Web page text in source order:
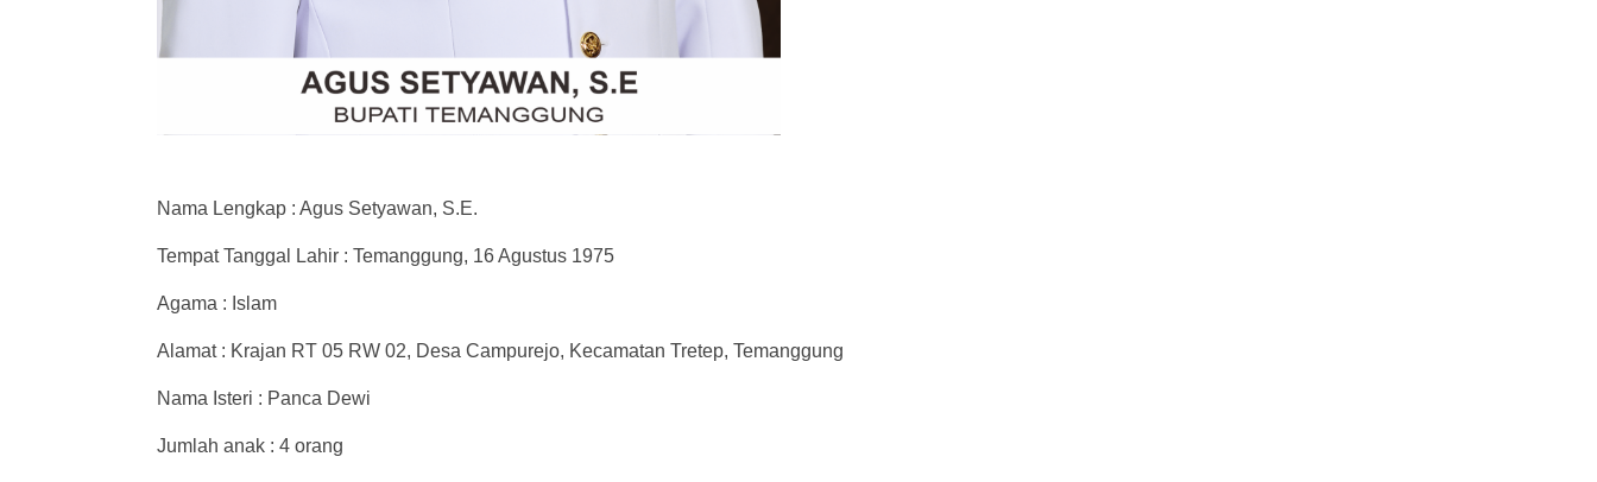
Nama Lengkap : Agus Setyawan, S.E.
Tempat Tanggal Lahir : Temanggung, 16 Agustus 1975
Agama : Islam
Alamat : Krajan RT 05 RW 02, Desa Campurejo, Kecamatan Tretep, Temanggung
Nama Isteri : Panca Dewi
Jumlah anak : 4 orang